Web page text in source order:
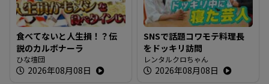
食べてないと人生損！？伝
説のカルボナーラ
ひな壇団
2026年08月08日
SNSで話題コワモテ料理長
をドッキリ訪問
レンタルクロちゃん
2026年08月08日